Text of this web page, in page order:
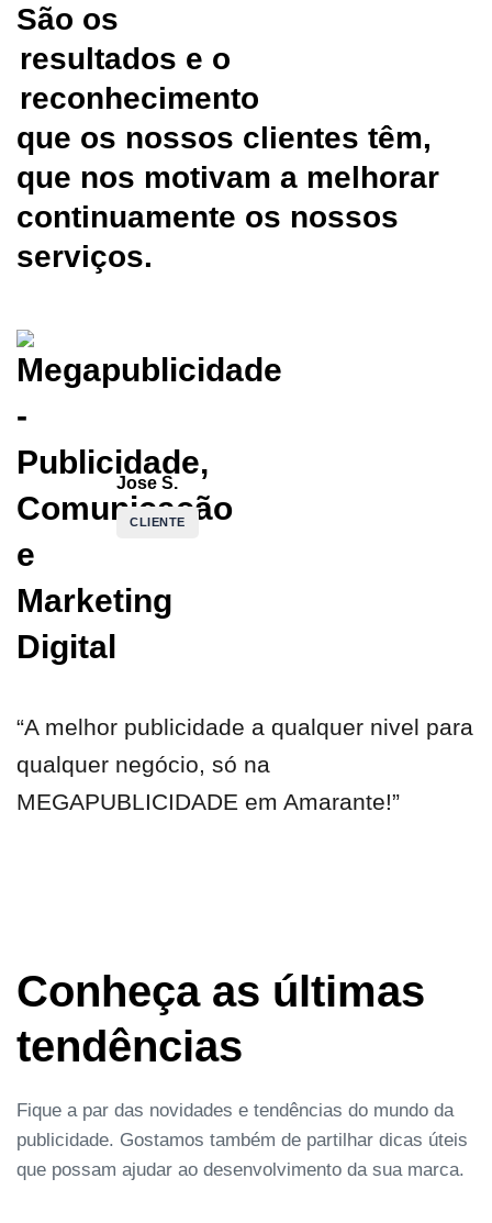
São os
resultados e o
reconhecimento
que os nossos clientes têm,
que nos motivam a melhorar
continuamente os nossos
serviços.
Jose S.
CLIENTE
“A melhor publicidade a qualquer nivel para
qualquer negócio, só na
MEGAPUBLICIDADE em Amarante!”
Conheça as últimas
tendências
Fique a par das novidades e tendências do mundo da
publicidade. Gostamos também de partilhar dicas úteis
que possam ajudar ao desenvolvimento da sua marca.